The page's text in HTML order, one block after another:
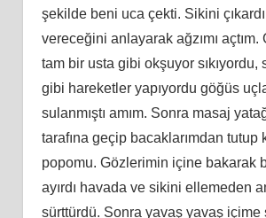
şekilde beni uca çekti. Sikini
vereceğini anlayarak ağzımı açtım.
tam bir usta gibi okşuyor sıkıyordu,
gibi hareketler yapıyordu göğüs
sulanmıştı amım. Sonra masaj
tarafına geçip bacaklarımdan tutup
popomu. Gözlerimin içine bakarak
ayırdı havada ve sikini ellemeden
sürttürdü. Sonra yavaş yavaş içime